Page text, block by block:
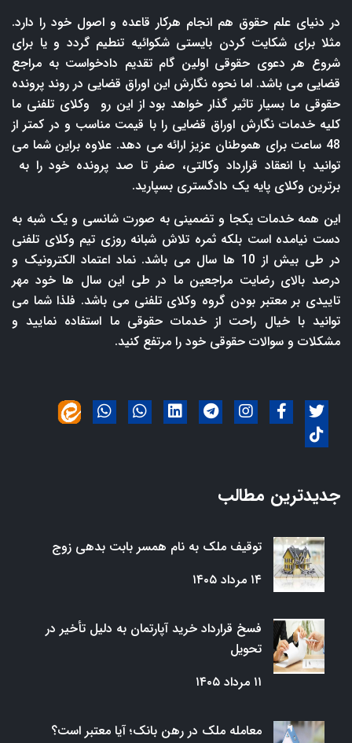
در دنیای علم حقوق هم انجام هرکار قاعده و اصول خود را دارد.
مثلا برای شکایت کردن بایستی شکوائیه تنطیم گردد و یا برای
شروع هر دعوی حقوقی اولین گام تقدیم دادخواست به مراجع
قضایی می باشد. اما نحوه نگارش این اوراق قضایی در روند پرونده
حقوقی ما بسیار تاثیر گذار خواهد بود از این رو وکلای تلفنی ما
کلیه خدمات نگارش اوراق قضایی را با قیمت مناسب و در کمتر از
48 ساعت برای هموطنان عزیز ارائه می دهد. علاوه براین شما می
توانید با انعقاد قرارداد وکالتی، صفر تا صد پرونده خود را به
برترین وکلای پایه یک دادگستری بسپارید.
این همه خدمات یکجا و تضمینی به صورت شانسی و یک شبه به
دست نیامده است بلکه ثمره تلاش شبانه روزی تیم وکلای تلفنی
در طی بیش از 10 ها سال می باشد. نماد اعتماد الکترونیک و
درصد بالای رضایت مراجعین ما در طی این سال ها خود مهر
تاییدی بر معتبر بودن گروه وکلای تلفنی می باشد. فلذا شما می
توانید با خیال راحت از خدمات حقوقی ما استفاده نمایید و
مشکلات و سوالات حقوقی خود را مرتفع کنید.
جدیدترین مطالب
توقیف ملک به نام همسر بابت بدهی زوج
۱۴ مرداد ۱۴۰۵
فسخ قرارداد خرید آپارتمان به دلیل تأخیر در
تحویل
۱۱ مرداد ۱۴۰۵
معامله ملک در رهن بانک؛ آیا معتبر است؟